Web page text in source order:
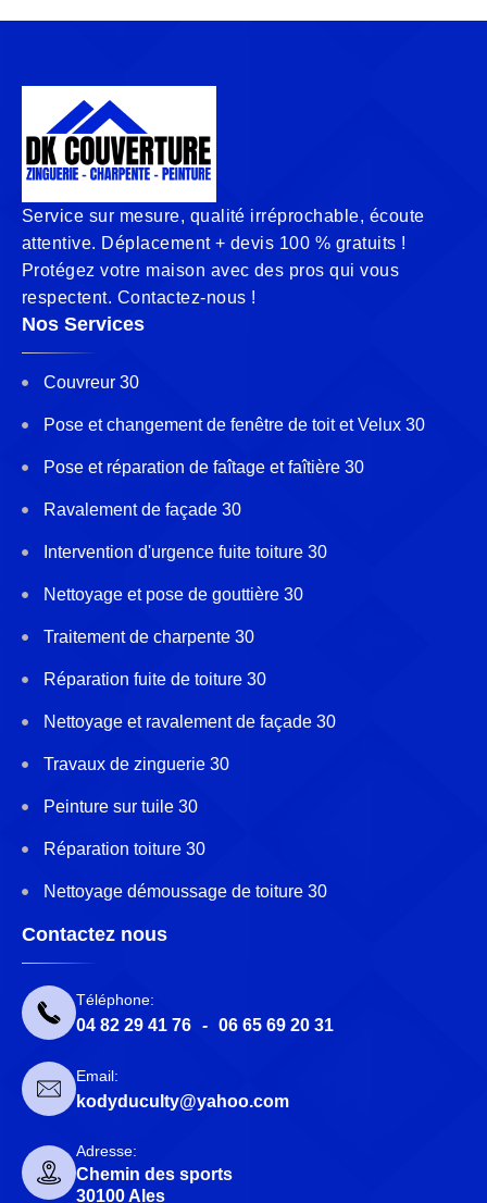
Service sur mesure, qualité irréprochable, écoute
attentive. Déplacement + devis 100 % gratuits !
Protégez votre maison avec des pros qui vous
respectent. Contactez-nous !
Nos Services
Couvreur 30
Pose et changement de fenêtre de toit et Velux 30
Pose et réparation de faîtage et faîtière 30
Ravalement de façade 30
Intervention d'urgence fuite toiture 30
Nettoyage et pose de gouttière 30
Traitement de charpente 30
Réparation fuite de toiture 30
Nettoyage et ravalement de façade 30
Travaux de zinguerie 30
Peinture sur tuile 30
Réparation toiture 30
Nettoyage démoussage de toiture 30
Contactez nous
Téléphone:
04 82 29 41 76 - 06 65 69 20 31
Email:
kodyduculty@yahoo.com
Adresse:
Chemin des sports
30100 Ales